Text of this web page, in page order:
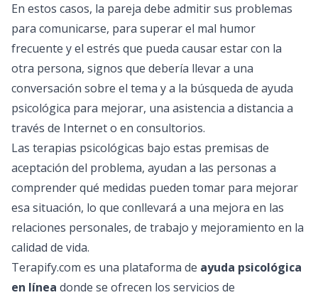
En estos casos, la pareja debe admitir sus problemas
para comunicarse, para superar el mal humor
frecuente y el estrés que pueda causar estar con la
otra persona, signos que debería llevar a una
conversación sobre el tema y a la búsqueda de ayuda
psicológica para mejorar, una asistencia a distancia a
través de Internet o en consultorios.
Las terapias psicológicas bajo estas premisas de
aceptación del problema, ayudan a las personas a
comprender qué medidas pueden tomar para mejorar
esa situación, lo que conllevará a una mejora en las
relaciones personales, de trabajo y mejoramiento en la
calidad de vida.
Terapify.com es una plataforma de ayuda psicológica
en línea donde se ofrecen los servicios de